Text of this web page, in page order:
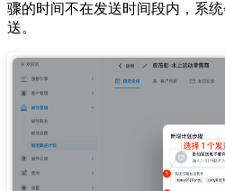
骤的时间不在发送时间段内，系
送。